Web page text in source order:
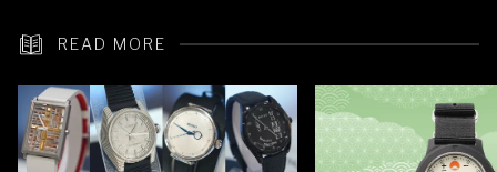
READ MORE